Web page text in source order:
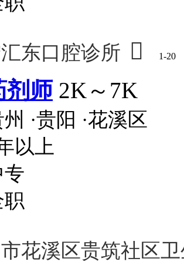
东口腔诊所  1-20
剂师 2K～7K
·贵阳 ·花溪区
以上
专
职
花溪区贵筑社区